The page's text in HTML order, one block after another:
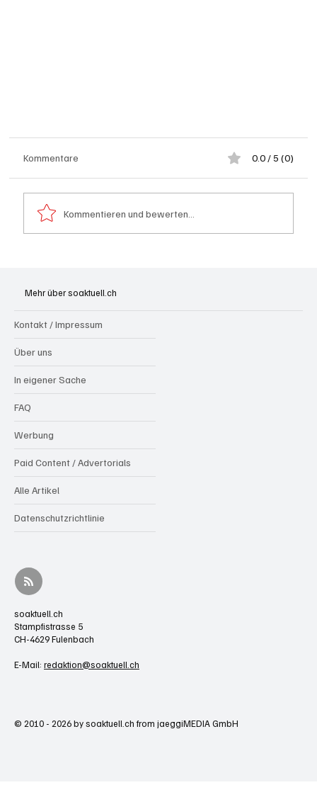
Gigantischer und schädlicher Geldsegen für die
Kommentare 0.0 / 5 (0)
Kommentieren und bewerten...
Mehr über soaktuell.ch
Kontakt / Impressum
Über uns
In eigener Sache
FAQ
Werbung
Paid Content / Advertorials
Alle Artikel
Datenschutzrichtlinie
soaktuell.ch
Stampfistrasse 5
CH-4629 Fulenbach
E-Mail: redaktion@soaktuell.ch
© 2010 - 2026 by soaktuell.ch from jaeggiMEDIA GmbH